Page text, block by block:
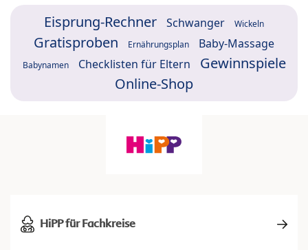
Eisprung-Rechner Schwanger Wickeln
Gratisproben Ernährungsplan Baby-Massage
Babynamen Checklisten für Eltern
Gewinnspiele
Online-Shop
HiPP für Fachkreise